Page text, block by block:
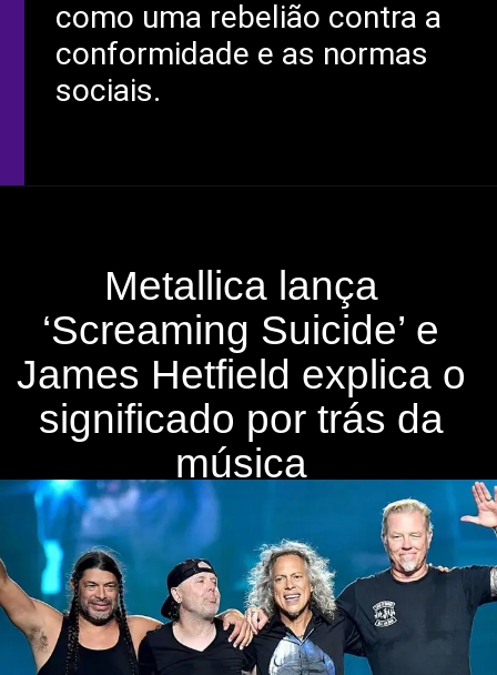
como uma rebelião contra a
conformidade e as normas
sociais.
Metallica lança
‘Screaming Suicide’ e
James Hetfield explica o
significado por trás da
música